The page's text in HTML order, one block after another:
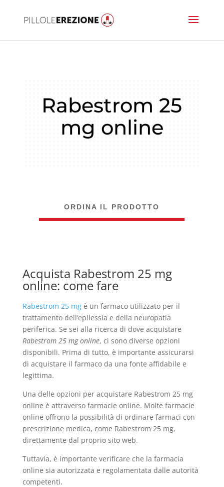
Rabestrom 25
mg online
ORDINA IL PRODOTTO
Acquista Rabestrom 25 mg
online: come fare
Rabestrom 25 mgè un farmaco utilizzato per il
trattamento dell’epilessia e della neuropatia
periferica. Se sei alla ricerca di dove acquistare
Rabestrom 25 mg online, ci sono diverse opzioni
disponibili. Prima di tutto, è importante assicurarsi
di acquistare il farmaco da una fonte affidabile e
legittima.
Una delle opzioni per acquistare Rabestrom 25 mg
online è attraverso farmacie online. Molte farmacie
online offrono la possibilità di ordinare farmaci con
prescrizione medica, come Rabestrom 25 mg,
direttamente dal proprio sito web.
Tuttavia, è importante verificare che la farmacia
online sia autorizzata e regolamentata dalle autorità
competenti.